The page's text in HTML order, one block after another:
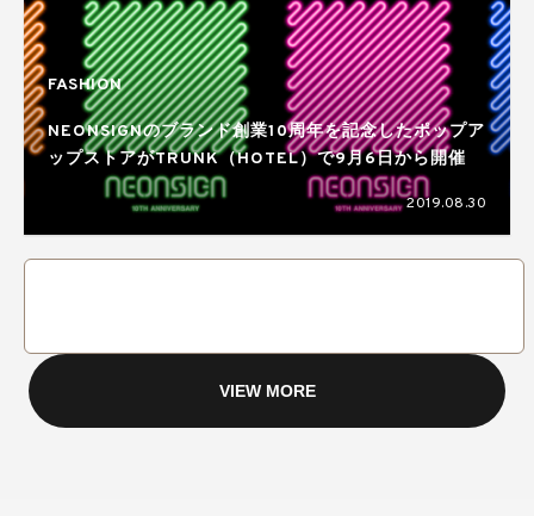
FASHION
NEONSIGNのブランド創業10周年を記念したポップア
ップストアがTRUNK（HOTEL）で9月6日から開催
2019.08.30
VIEW MORE